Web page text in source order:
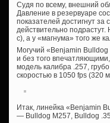
Судя по всему, внешний
Давление в резервуаре
показателей достигнут
действительно
с), а у «магнума» того же
Могучий «Benjamin Bulldog
и без того
модель калибра .257,
скоростью в 1050 fps (320
Итак, линейка «Benjamin
— Bulldog М257, Bulldog